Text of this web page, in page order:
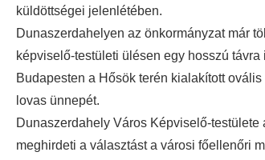
küldöttségei jelenlétében.
Dunaszerdahelyen az önkormányzat már
képviselő-testületi ülésen egy hosszú
Budapesten a Hősök terén kialakított
lovas ünnepét.
Dunaszerdahely Város Képviselő-
meghirdeti a választást a városi főellenőri